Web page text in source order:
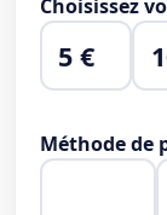
Choisissez
5 €
Méthode de